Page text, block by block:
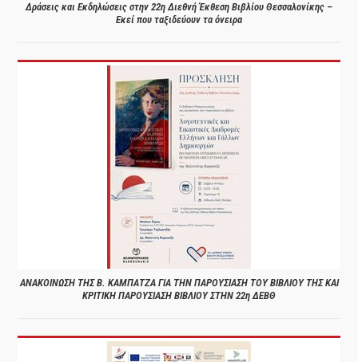
Δράσεις και Εκδηλώσεις στην 22η Διεθνή Έκθεση Βιβλίου Θεσσαλονίκης –
Εκεί που ταξιδεύουν τα όνειρα
ΑΝΑΚΟΙΝΩΣΗ ΤΗΣ Β. ΚΑΜΠΑΤΖΑ ΓΙΑ ΤΗΝ ΠΑΡΟΥΣΙΑΣΗ ΤΟΥ ΒΙΒΛΙΟΥ ΤΗΣ ΚΑΙ
ΚΡΙΤΙΚΗ ΠΑΡΟΥΣΙΑΣΗ ΒΙΒΛΙΟΥ ΣΤΗΝ 22η ΔΕΒΘ